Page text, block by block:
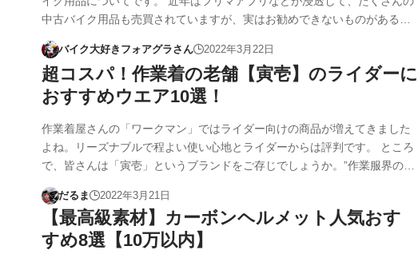
中古バイク用品も売買されていますが、実はお勧めできないものがある…
バイク大好きフォアグラさん 2022年3月22日
超コスパ！作業着の老舗【寅壱】のライダーに
おすすめウエア10選！
作業着屋さんの「ワークマン」ではライダー向けの商品が増えてきました
よね。リーズナブルで程よい使い心地とライダーからは評判です。 ところ
で、皆さんは「寅壱」というブランドをご存じでしょうか。”作業服界の…
だるま 2022年3月21日
【最高級素材】カーボンヘルメット人気おす
すめ8選【10万以内】